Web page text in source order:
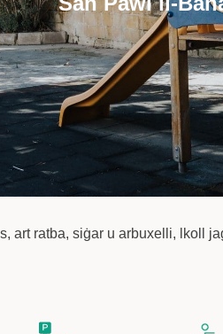
art ratba, siġar u arbuxelli, lkoll